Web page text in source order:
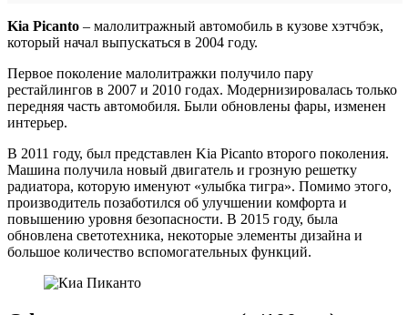
Kia Picanto – малолитражный автомобиль в кузове хэтчбэк,
который начал выпускаться в 2004 году.
Первое поколение малолитражки получило пару
рестайлингов в 2007 и 2010 годах. Модернизировалась только
передняя часть автомобиля. Были обновлены фары, изменен
интерьер.
В 2011 году, был представлен Kia Picanto второго поколения.
Машина получила новый двигатель и грозную решетку
радиатора, которую именуют «улыбка тигра». Помимо этого,
производитель позаботился об улучшении комфорта и
повышению уровня безопасности. В 2015 году, была
обновлена светотехника, некоторые элементы дизайна и
большое количество вспомогательных функций.